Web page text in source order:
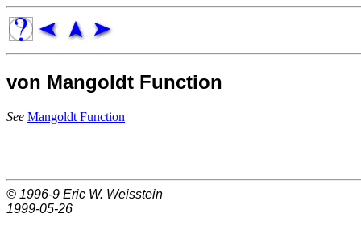
von Mangoldt Function
See Mangoldt Function
© 1996-9 Eric W. Weisstein
1999-05-26